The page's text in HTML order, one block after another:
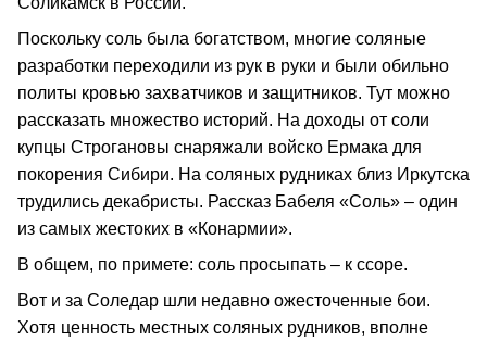
Поскольку соль была богатством, многие соляные
разработки переходили из рук в руки и были обильно
политы кровью захватчиков и защитников. Тут можно
рассказать множество историй. На доходы от соли
купцы Строгановы снаряжали войско Ермака для
покорения Сибири. На соляных рудниках близ Иркутска
трудились декабристы. Рассказ Бабеля «Соль» – один
из самых жестоких в «Конармии».
В общем, по примете: соль просыпать – к ссоре.
Вот и за Соледар шли недавно ожесточенные бои.
Хотя ценность местных соляных рудников, вполне